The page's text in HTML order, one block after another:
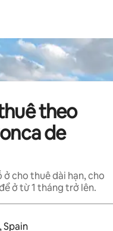
theo
de
ở cho thuê dài hạn, cho
ở từ 1 tháng trở lên.
hướng bằng phím mũi